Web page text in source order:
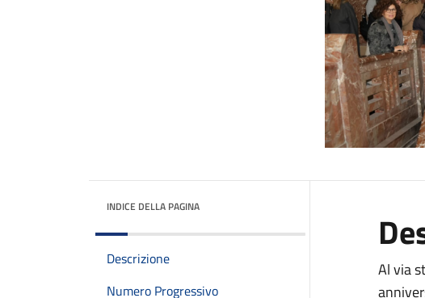
INDICE DELLA PAGINA
Descrizione
Numero Progressivo
Al via